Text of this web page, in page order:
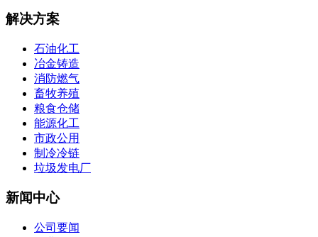
解决方案
石油化工
冶金铸造
消防燃气
畜牧养殖
粮食仓储
能源化工
市政公用
制冷冷链
垃圾发电厂
新闻中心
公司要闻